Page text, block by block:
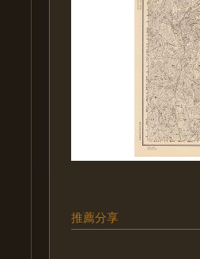
推薦分享